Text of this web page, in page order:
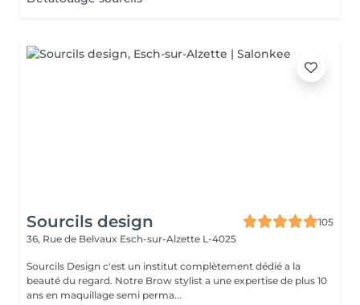
Sourcils design
105
36, Rue de Belvaux Esch-sur-Alzette L-4025
Sourcils Design c'est un institut complètement dédié a la
beauté du regard. Notre Brow stylist a une expertise de plus 10
ans en maquillage semi perma...